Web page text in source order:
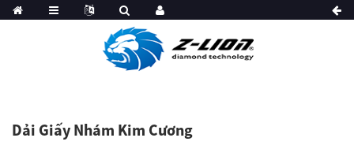
Dải Giấy Nhám Kim Cương